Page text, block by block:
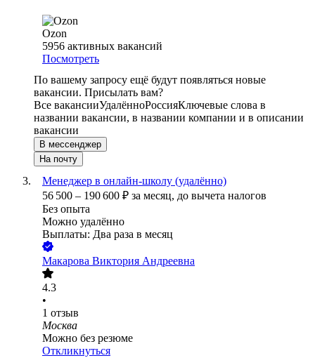
Ozon
5956 активных вакансий
Посмотреть
По вашему запросу ещё будут появляться новые
вакансии. Присылать вам?
Все вакансииУдалённоРоссияКлючевые слова в
названии вакансии, в названии компании и в описании
вакансии
В мессенджер
На почту
Менеджер в онлайн-школу (удалённо)
56 500 – 190 600 ₽ за месяц, до вычета налогов
Без опыта
Можно удалённо
Выплаты: Два раза в месяц
Макарова Виктория Андреевна
4.3
•
1 отзыв
Москва
Можно без резюме
Откликнуться